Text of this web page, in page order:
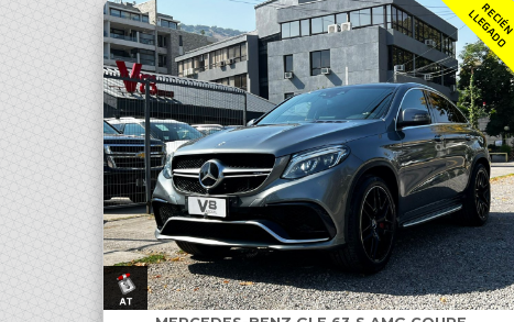
R
E
C
I
É
N
L
L
E
G
A
D
O